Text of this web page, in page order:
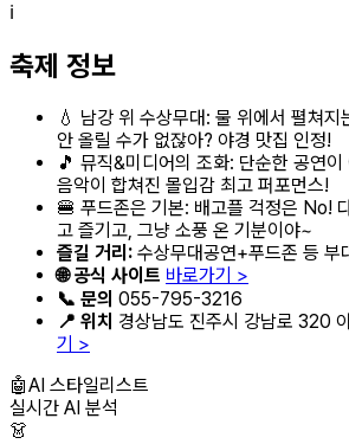
ℹ️
축제 정보
💧 남강 위 수상무대: 물 위에서 펼쳐지
안 올릴 수가 없잖아? 야경 맛집 인정!
🎵 뮤직&미디어의 조화: 단순한 공연
음악이 합쳐진 몰입감 최고 퍼포먼스!
🍔 푸드존은 기본: 배고플 걱정은 No!
고 즐기고, 그냥 소풍 온 기분이야~
즐길 거리: 수상무대공연+푸드존 등 부
🌐 공식 사이트 바로가기 >
📞 문의 055-795-3216
📍 위치 경상남도 진주시 강남로 320
기 >
🤖AI 스타일리스트
실시간 AI 분석
👗